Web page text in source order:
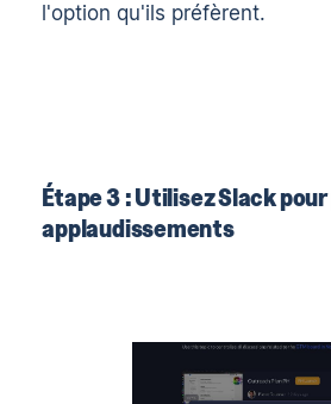
l'option qu'ils préfèrent.
Étape 3 : Utilisez Slack
applaudissements